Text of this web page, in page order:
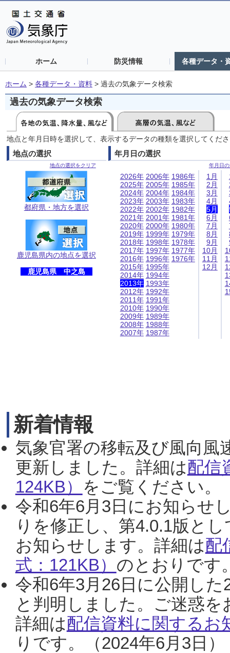
ホーム 防災情報 各種データ・
ホーム > 各種データ・資料 > 過去の気象データ検索
過去の気象データ検索
地点と年月日時を選択して、表示するデータの種類を選択してくだ
地点の選択
地点の選択をクリア
都府県・地方を選択
鹿児島県内の地点を選択
鹿児島県 中之島
年月日の選択
年月日
2026年
2025年
2024年
2023年
2022年
2021年
2020年
2019年
2018年
2017年
2016年
2015年
2014年
2013年
2012年
2011年
2010年
2009年
2008年
2007年
2006年
2005年
2004年
2003年
2002年
2001年
2000年
1999年
1998年
1997年
1996年
1995年
1994年
1993年
1992年
1991年
1990年
1989年
1988年
1987年
1986年
1985年
1984年
1983年
1982年
1981年
1980年
1979年
1978年
1977年
1976年
1月
2月
3月
4月
5月
6月
7月
8月
9月
10月
11月
12月
新着情報
気象官署の移転及び風向風
更新しました。詳細は配信
124KB） をご覧ください。
令和6年6月3日にお知らせ
りを修正し、第4.0.1版と
お知らせします。詳細は配
式：121KB） のとおりです
令和6年3月26日に公開し
と判明しました。ご迷惑
詳細は配信資料に関するお
りです。（2024年6月3日）